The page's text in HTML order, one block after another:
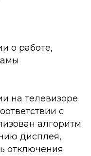
о работе,
на телевизоре
с
алгоритм
дисплея,
отключения